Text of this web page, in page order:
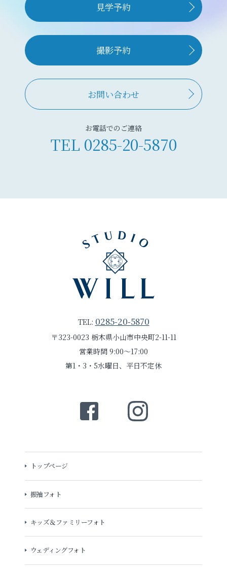
見学予約
撮影予約
お問い合わせ
お電話でのご連絡
TEL 0285-20-5870
TEL: 0285-20-5870
〒323-0023 栃木県小山市中央町2-11-11
営業時間 9:00～17:00
第1・3・5水曜日、平日不定休
トップページ
振袖フォト
キッズ＆ファミリーフォト
ウェディングフォト